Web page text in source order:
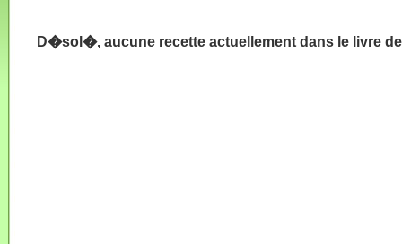
D�sol�, aucune recette actuellement dans le livre